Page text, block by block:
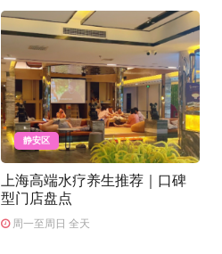
静安区
上海高端水疗养生推荐｜口碑
型门店盘点
周一至周日 全天